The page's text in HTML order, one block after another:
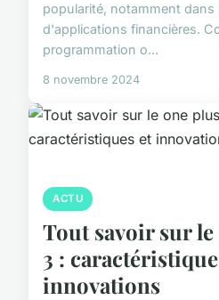
popularité, notamment dans
d'applications financières.
programmation o...
8 novembre 2024
ACTU
Tout savoir sur
3 :
innovations